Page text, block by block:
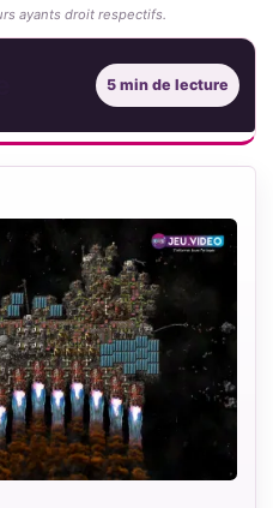
ayants droit respectifs.
5 min de lecture